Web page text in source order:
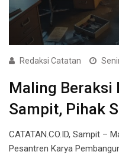
Redaksi Catatan
Maling Beraksi
Sampit, Pihak
CATATAN.CO.ID, Sampit –
Pesantren Karya